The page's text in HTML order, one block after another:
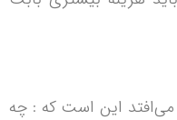
می‌افتد این است که : چه